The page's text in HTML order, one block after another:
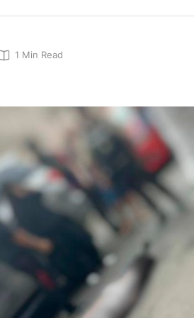
1 Min Read